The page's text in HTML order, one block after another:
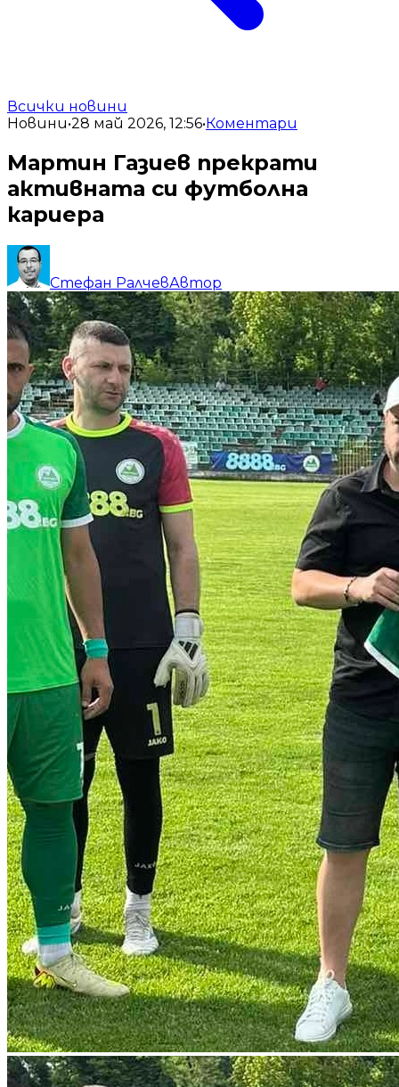
Всички новини
Новини•28 май 2026, 12:56•Коментари
Мартин Газиев прекрати
активната си футболна
кариера
Стефан РалчевАвтор